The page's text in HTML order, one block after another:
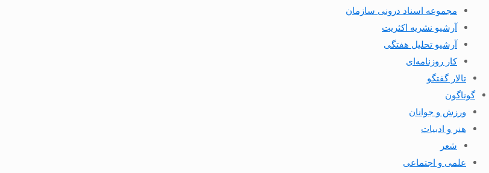
مجموعه اسناد درونی سازمان
آرشیو نشریه اکثریت
آرشیو تحلیل هفتگی
کار روزنامه‌ای
تالار گفتگو
گوناگون
ورزش و جوانان
هنر و ادبیات
شعر
علمی و اجتماعی